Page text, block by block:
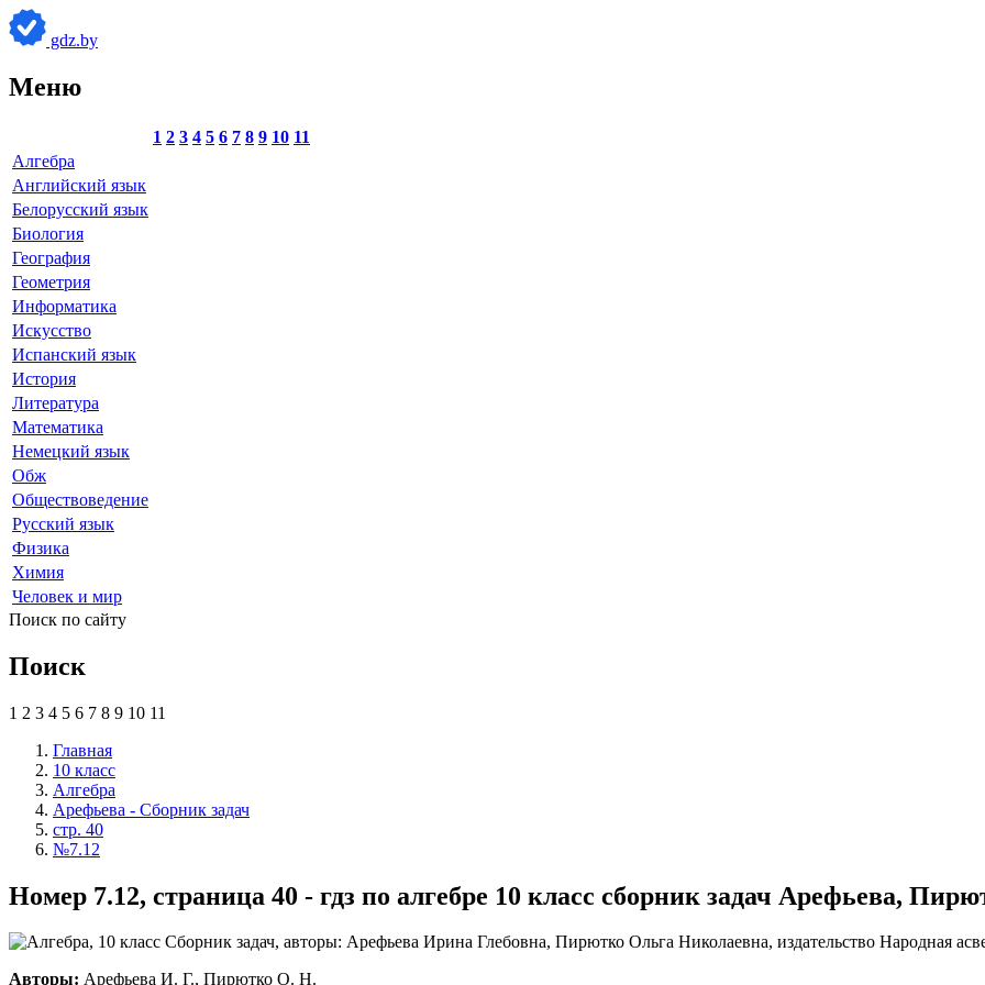
gdz.by
Меню
1 2 3 4 5 6 7 8 9 10 11
Алгебра
Английский язык
Белорусский язык
Биология
География
Геометрия
Информатика
Искусство
Испанский язык
История
Литература
Математика
Немецкий язык
Обж
Обществоведение
Русский язык
Физика
Химия
Человек и мир
Поиск по сайту
Поиск
1 2 3 4 5 6 7 8 9 10 11
Главная
10 класс
Алгебра
Арефьева - Сборник задач
стр. 40
№7.12
Номер 7.12, страница 40 - гдз по алгебре 10 класс сборник задач Арефьева,
Авторы: Арефьева И. Г., Пирютко О. Н.